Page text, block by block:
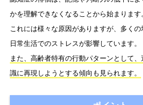
かを理解できなくなることから始まります
これには様々な原因がありますが、多くの
日常生活でのストレスが影響しています。
また、高齢者特有の行動パターンとして
識に再現しようとする傾向も見られます。